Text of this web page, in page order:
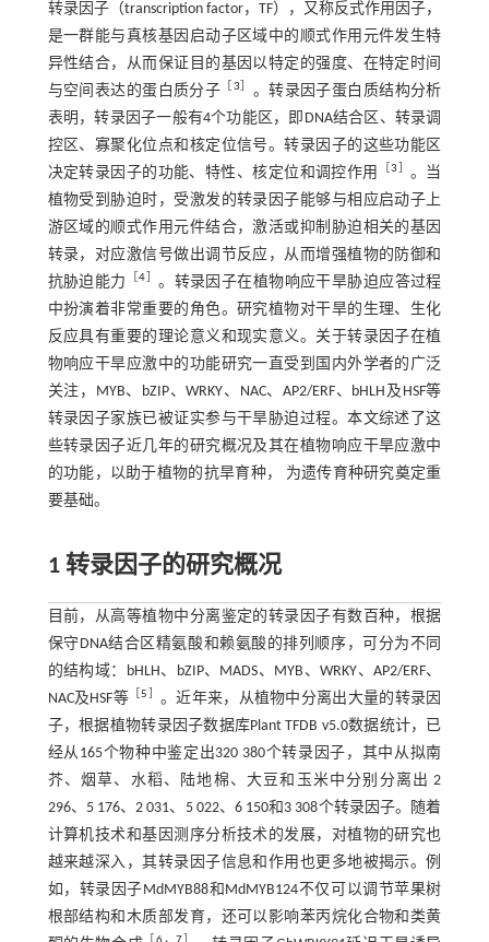
转录因子（transcription factor，TF），又称反式作用因子，
是一群能与真核基因启动子区域中的顺式作用元件发生特
异性结合，从而保证目的基因以特定的强度、在特定时间
与空间表达的蛋白质分子 ［3］ 。转录因子蛋白质结构分析
表明，转录因子一般有4个功能区，即DNA结合区、转录调
控区、寡聚化位点和核定位信号。转录因子的这些功能区
决定转录因子的功能、特性、核定位和调控作用
［3］ 。当
植物受到胁迫时，受激发的转录因子能够与相应启动子上
游区域的顺式作用元件结合，激活或抑制胁迫相关的基因
转录，对应激信号做出调节反应，从而增强植物的防御和
抗胁迫能力
［4］ 。转录因子在植物响应干旱胁迫应答过程
中扮演着非常重要的角色。研究植物对干旱的生理、生化
反应具有重要的理论意义和现实意义。关于转录因子在植
物响应干旱应激中的功能研究一直受到国内外学者的广泛
关注，MYB、bZIP、WRKY、NAC、AP2/ERF、bHLH及HSF等
转录因子家族已被证实参与干旱胁迫过程。本文综述了这
些转录因子近几年的研究概况及其在植物响应干旱应激中
的功能，以助于植物的抗旱育种， 为遗传育种研究奠定重
要基础。
1 转录因子的研究概况
目前，从高等植物中分离鉴定的转录因子有数百种，根据
保守DNA结合区精氨酸和赖氨酸的排列顺序，可分为不同
的结构域：bHLH、bZIP、MADS、MYB、WRKY、AP2/ERF、
NAC及HSF等［5］ 。近年来，从植物中分离出大量的转录因
子，根据植物转录因子数据库Plant TFDB v5.0数据统计，已
经从165个物种中鉴定出320 380个转录因子，其中从拟南
芥、烟草、水稻、陆地棉、大豆和玉米中分别分离出 2
296、5 176、2 031、5 022、6 150和3 308个转录因子。随着
计算机技术和基因测序分析技术的发展，对植物的研究也
越来越深入，其转录因子信息和作用也更多地被揭示。例
如，转录因子MdMYB88和MdMYB124不仅可以调节苹果树
根部结构和木质部发育，还可以影响苯丙烷化合物和类黄